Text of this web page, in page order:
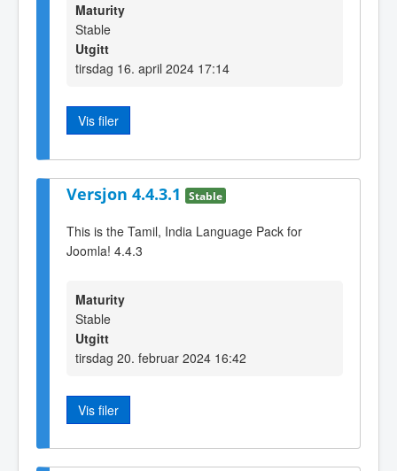
Maturity
Stable
Utgitt
tirsdag 16. april 2024 17:14
Vis filer
Versjon 4.4.3.1 Stable
This is the Tamil, India Language Pack for
Joomla! 4.4.3
Maturity
Stable
Utgitt
tirsdag 20. februar 2024 16:42
Vis filer